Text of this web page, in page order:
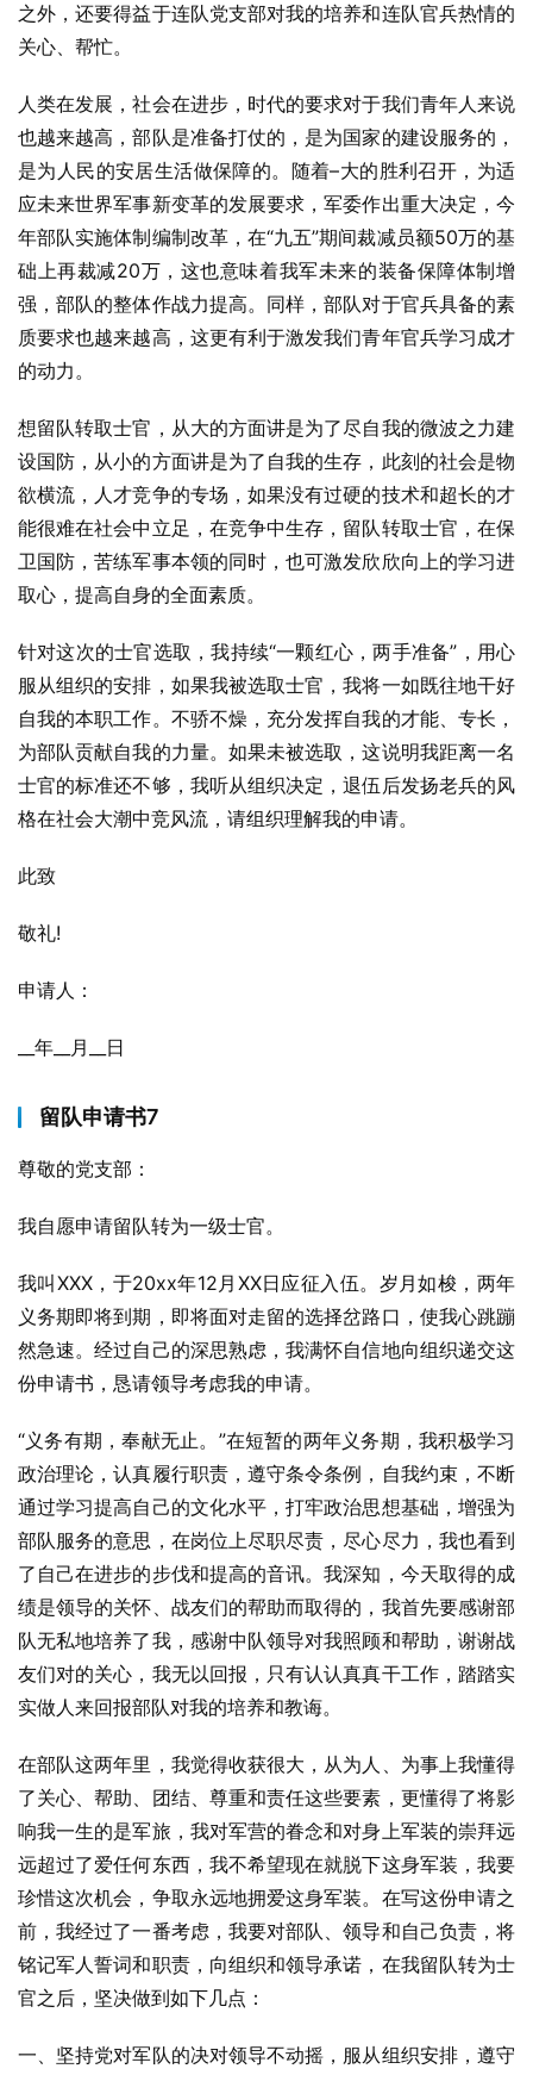
之外，还要得益于连队党支部对我的培养和连队官兵热情的
关心、帮忙。
人类在发展，社会在进步，时代的要求对于我们青年人来说
也越来越高，部队是准备打仗的，是为国家的建设服务的，
是为人民的安居生活做保障的。随着–大的胜利召开，为适
应未来世界军事新变革的发展要求，军委作出重大决定，今
年部队实施体制编制改革，在“九五”期间裁减员额50万的基
础上再裁减20万，这也意味着我军未来的装备保障体制增
强，部队的整体作战力提高。同样，部队对于官兵具备的素
质要求也越来越高，这更有利于激发我们青年官兵学习成才
的动力。
想留队转取士官，从大的方面讲是为了尽自我的微波之力建
设国防，从小的方面讲是为了自我的生存，此刻的社会是物
欲横流，人才竞争的专场，如果没有过硬的技术和超长的才
能很难在社会中立足，在竞争中生存，留队转取士官，在保
卫国防，苦练军事本领的同时，也可激发欣欣向上的学习进
取心，提高自身的全面素质。
针对这次的士官选取，我持续“一颗红心，两手准备”，用心
服从组织的安排，如果我被选取士官，我将一如既往地干好
自我的本职工作。不骄不燥，充分发挥自我的才能、专长，
为部队贡献自我的力量。如果未被选取，这说明我距离一名
士官的标准还不够，我听从组织决定，退伍后发扬老兵的风
格在社会大潮中竞风流，请组织理解我的申请。
此致
敬礼!
申请人：
__年__月__日
留队申请书7
尊敬的党支部：
我自愿申请留队转为一级士官。
我叫XXX，于20xx年12月XX日应征入伍。岁月如梭，两年
义务期即将到期，即将面对走留的选择岔路口，使我心跳蹦
然急速。经过自己的深思熟虑，我满怀自信地向组织递交这
份申请书，恳请领导考虑我的申请。
“义务有期，奉献无止。”在短暂的两年义务期，我积极学习
政治理论，认真履行职责，遵守条令条例，自我约束，不断
通过学习提高自己的文化水平，打牢政治思想基础，增强为
部队服务的意思，在岗位上尽职尽责，尽心尽力，我也看到
了自己在进步的步伐和提高的音讯。我深知，今天取得的成
绩是领导的关怀、战友们的帮助而取得的，我首先要感谢部
队无私地培养了我，感谢中队领导对我照顾和帮助，谢谢战
友们对的关心，我无以回报，只有认认真真干工作，踏踏实
实做人来回报部队对我的培养和教诲。
在部队这两年里，我觉得收获很大，从为人、为事上我懂得
了关心、帮助、团结、尊重和责任这些要素，更懂得了将影
响我一生的是军旅，我对军营的眷念和对身上军装的崇拜远
远超过了爱任何东西，我不希望现在就脱下这身军装，我要
珍惜这次机会，争取永远地拥爱这身军装。在写这份申请之
前，我经过了一番考虑，我要对部队、领导和自己负责，将
铭记军人誓词和职责，向组织和领导承诺，在我留队转为士
官之后，坚决做到如下几点：
一、坚持党对军队的决对领导不动摇，服从组织安排，遵守